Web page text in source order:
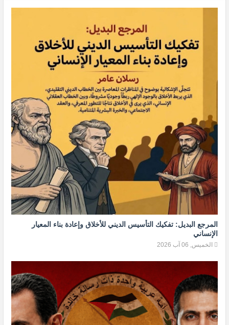
المرجع البديل: تفكيك التأسيس الديني للأخلاق وإعادة بناء المعيار
الإنساني
الخميس, 06 آب 2026